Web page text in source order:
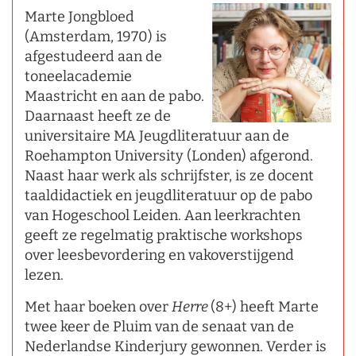
Marte Jongbloed
(Amsterdam, 1970) is
afgestudeerd aan de
toneelacademie
Maastricht en aan de pabo.
Daarnaast heeft ze de
universitaire MA Jeugdliteratuur aan de
Roehampton University (Londen) afgerond.
Naast haar werk als schrijfster, is ze docent
taaldidactiek en jeugdliteratuur op de pabo
van Hogeschool Leiden. Aan leerkrachten
geeft ze regelmatig praktische workshops
over leesbevordering en vakoverstijgend
lezen.
Met haar boeken overHerre(8+) heeft Marte
twee keer de Pluim van de senaat van de
Nederlandse Kinderjury gewonnen. Verder is